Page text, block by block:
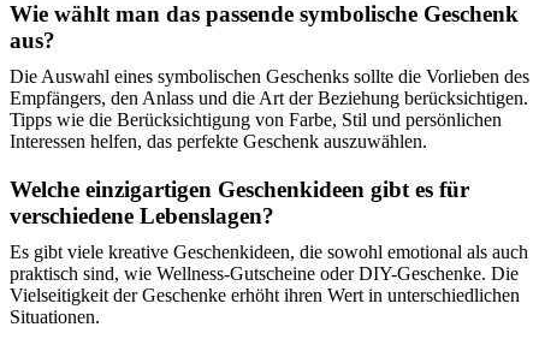
Wie wählt man das passende symbolische Geschenk
aus?
Die Auswahl eines symbolischen Geschenks sollte die Vorlieben des
Empfängers, den Anlass und die Art der Beziehung berücksichtigen.
Tipps wie die Berücksichtigung von Farbe, Stil und persönlichen
Interessen helfen, das perfekte Geschenk auszuwählen.
Welche einzigartigen Geschenkideen gibt es für
verschiedene Lebenslagen?
Es gibt viele kreative Geschenkideen, die sowohl emotional als auch
praktisch sind, wie Wellness-Gutscheine oder DIY-Geschenke. Die
Vielseitigkeit der Geschenke erhöht ihren Wert in unterschiedlichen
Situationen.